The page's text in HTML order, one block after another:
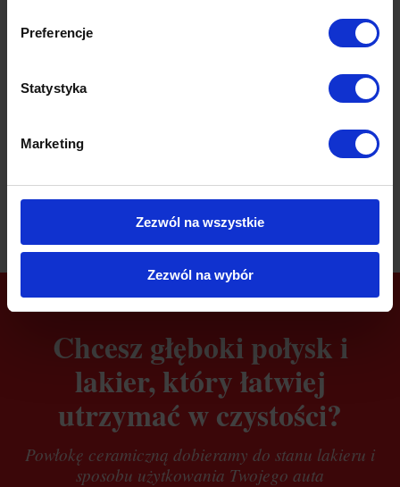
Preferencje
Statystyka
Marketing
Zezwól na wszystkie
Zezwól na wybór
Zabezpieczenie Mercedesa Maybach powłoką ceramiczną
ZOBACZ POZOSTAŁE REALIZACJE
Chcesz głęboki połysk i
lakier, który łatwiej
utrzymać w czystości?
Powłokę ceramiczną dobieramy do stanu lakieru i
sposobu użytkowania Twojego auta